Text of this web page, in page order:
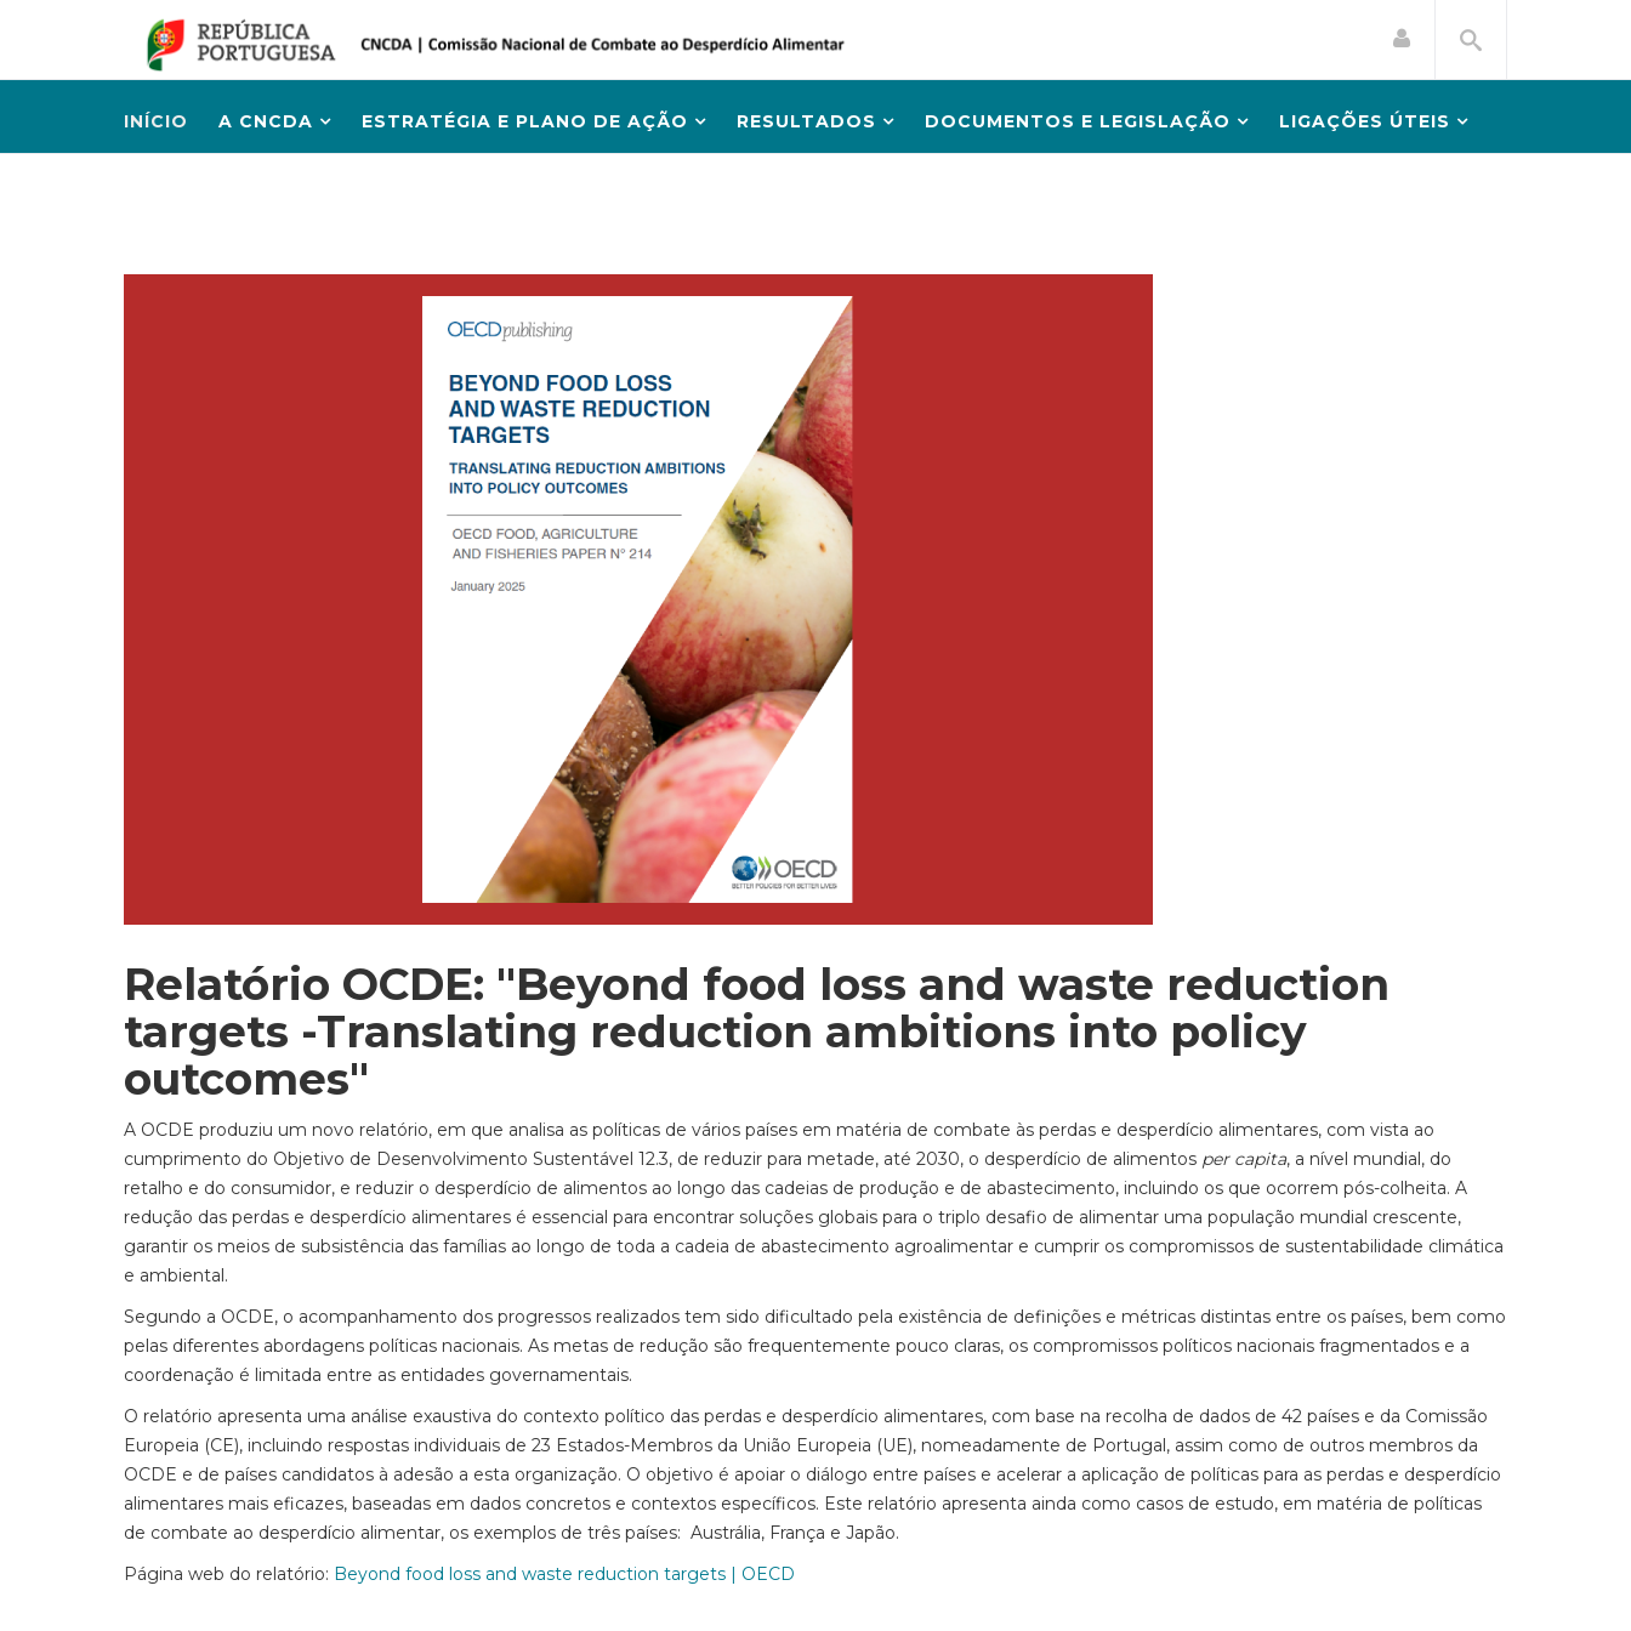
INÍCIO A CNCDA ESTRATÉGIA E PLANO DE AÇÃO RESULTADOS DOCUMENTOS E LEGISLAÇÃO LIGAÇÕES ÚTEIS
Relatório OCDE: "Beyond food loss and waste reduction
targets -Translating reduction ambitions into policy
outcomes"
A OCDE produziu um novo relatório, em que analisa as políticas de vários países em matéria de combate às perdas e desperdício alimentares, com vista ao
cumprimento do Objetivo de Desenvolvimento Sustentável 12.3, de reduzir para metade, até 2030, o desperdício de alimentos per capita, a nível mundial, do
retalho e do consumidor, e reduzir o desperdício de alimentos ao longo das cadeias de produção e de abastecimento, incluindo os que ocorrem pós-colheita. A
redução das perdas e desperdício alimentares é essencial para encontrar soluções globais para o triplo desafio de alimentar uma população mundial crescente,
garantir os meios de subsistência das famílias ao longo de toda a cadeia de abastecimento agroalimentar e cumprir os compromissos de sustentabilidade climática
e ambiental.
Segundo a OCDE, o acompanhamento dos progressos realizados tem sido dificultado pela existência de definições e métricas distintas entre os países, bem como
pelas diferentes abordagens políticas nacionais. As metas de redução são frequentemente pouco claras, os compromissos políticos nacionais fragmentados e a
coordenação é limitada entre as entidades governamentais.
O relatório apresenta uma análise exaustiva do contexto político das perdas e desperdício alimentares, com base na recolha de dados de 42 países e da Comissão
Europeia (CE), incluindo respostas individuais de 23 Estados-Membros da União Europeia (UE), nomeadamente de Portugal, assim como de outros membros da
OCDE e de países candidatos à adesão a esta organização. O objetivo é apoiar o diálogo entre países e acelerar a aplicação de políticas para as perdas e desperdício
alimentares mais eficazes, baseadas em dados concretos e contextos específicos. Este relatório apresenta ainda como casos de estudo, em matéria de políticas
de combate ao desperdício alimentar, os exemplos de três países: Austrália, França e Japão.
Página web do relatório: Beyond food loss and waste reduction targets | OECD